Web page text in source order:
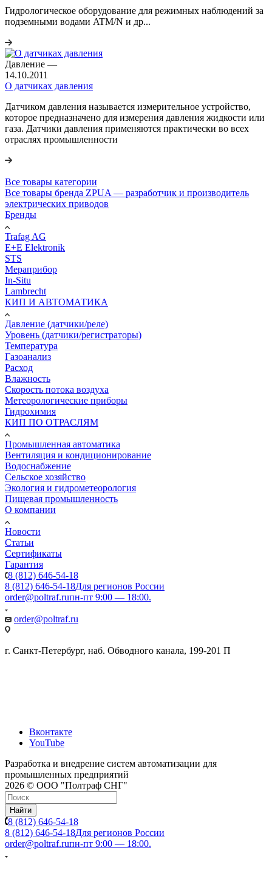
Гидрологическое оборудование для режимных наблюдений за
подземными водами ATM/N и др...
Давление —
14.10.2011
О датчиках давления
Датчиком давления называется измерительное устройство,
которое предназначено для измерения давления жидкости или
газа. Датчики давления применяются практически во всех
отраслях промышленности
Все товары категории
Все товары бренда ZPUA — разработчик и производитель
электрических приводов
Бренды
Trafag AG
E+E Elektronik
STS
Мераприбор
In-Situ
Lambrecht
КИП И АВТОМАТИКА
Давление (датчики/реле)
Уровень (датчики/регистраторы)
Температура
Газоанализ
Расход
Влажность
Скорость потока воздуха
Метеорологические приборы
Гидрохимия
КИП ПО ОТРАСЛЯМ
Промышленная автоматика
Вентиляция и кондиционирование
Водоснабжение
Сельское хозяйство
Экология и гидрометеорология
Пищевая промышленность
О компании
Новости
Статьи
Сертификаты
Гарантия
8 (812) 646-54-18
8 (812) 646-54-18Для регионов России
order@poltraf.ruпн-пт 9:00 — 18:00.
order@poltraf.ru
г. Санкт-Петербург, наб. Обводного канала, 199-201 П
Вконтакте
YouTube
Разработка и внедрение систем автоматизации для
промышленных предприятий
2026 © ООО "Полтраф СНГ"
Найти
8 (812) 646-54-18
8 (812) 646-54-18Для регионов России
order@poltraf.ruпн-пт 9:00 — 18:00.